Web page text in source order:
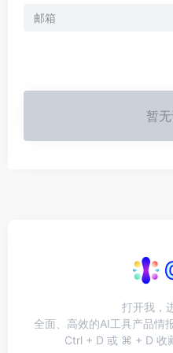
暂
打开我，
全面、高效的AI工具产品情
Ctrl + D 或 ⌘ + D 收